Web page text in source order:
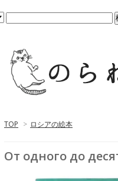
TOP > ロシアの絵本
От одного до